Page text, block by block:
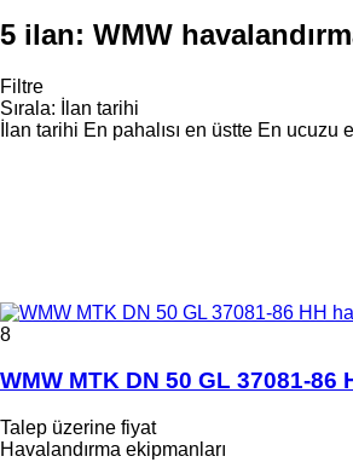
5 ilan: WMW
Filtre
Sırala:
İlan tarihi
İlan tarihi En pahalısı en üstte En ucuzu
8
WMW MTK DN 50 GL 37081-86
Talep üzerine fiyat
Havalandırma ekipmanları